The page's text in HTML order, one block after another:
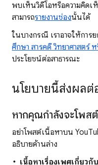
พบเห็นวิดีโอหรือความคิดเ
สามารถรายงานช่องนั้นได้
ในบางกรณี เราอาจให้การ
ศึกษา สารคดี วิทยาศาสตร์
ประโยชน์ต่อสาธารณะ
นโยบายนี้ส่งผลต่
หากคุณกำลังจะโพสต์
อย่าโพสต์เนื้อหาบน
อธิบายด้านล่าง
เนื้อหาเรื่องเพศเกี่ยวกั